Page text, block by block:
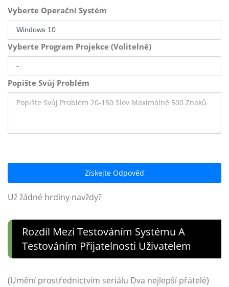
Vyberte Operační Systém
Vyberte Program Projekce (Volitelně)
Popište Svůj Problém
Získejte Odpověď
Už žádné hrdiny navždy?
Rozdíl Mezi Testováním Systému A
Testováním Přijatelnosti Uživatelem
(Umění prostřednictvím seriálu Dva nejlepší přátelé)